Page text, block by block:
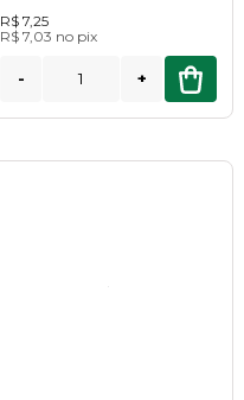
R$ 7,25
R$ 7,03 no pix
- +